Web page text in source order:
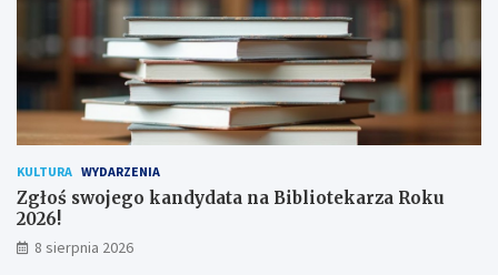
o
n
i
ó
w
KULTURA WYDARZENIA
Zgłoś swojego kandydata na Bibliotekarza Roku
2026!
8 sierpnia 2026